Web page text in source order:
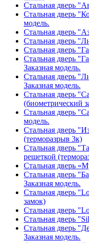
Стальная дверь
Стальная дверь
модель.
Стальная дверь
Стальная дверь
Стальная дверь
Стальная дверь
Заказная модель.
Стальная дверь
Заказная модель.
Стальная дверь
(биометрический
Стальная дверь
модель.
Стальная дверь
(терморазрыв 3к)
Стальная дверь
решеткой
Стальная дверь
Стальная дверь
Заказная модель.
Стальная дверь
замок)
Стальная дверь
Стальная дверь
Стальная дверь
Заказная модель.